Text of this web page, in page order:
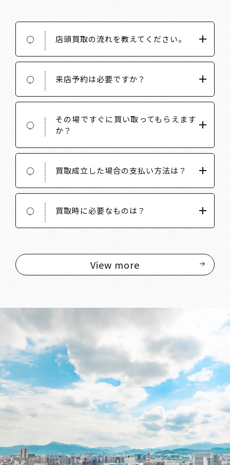
Q 店頭買取の流れを教えてください。
Q 来店予約は必要ですか？
Q
その場ですぐに買い取ってもらえます
か？
Q 買取成立した場合の支払い方法は？
Q 買取時に必要なものは？
View more